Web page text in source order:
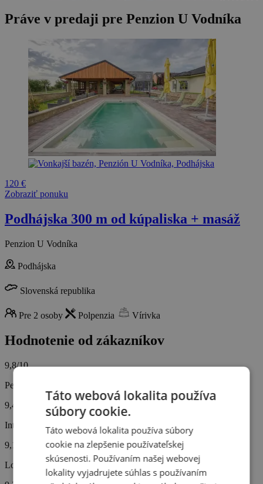
Práve v predaji pre Penzion U Vodníka
120 €
Zobraziť ponuku
Podhájska 300 m od kúpaliska + masáž
Penzion U Vodníka
Podhájska
Slovenská republika
Pre 2 osoby Polpenzia Vírivka
Hodnotenie od zákazníkov
9,8/10
Personál
9,4
Interiér hotela
9,1
Lokalita hotela
Táto webová lokalita používa
súbory cookie.
Táto webová lokalita používa súbory
cookie na zlepšenie používateľskej
skúsenosti. Používaním našej webovej
lokality vyjadrujete súhlas s používaním